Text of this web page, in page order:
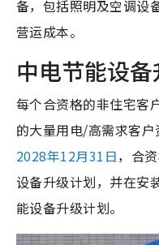
备，包括照明及空调设
营运成本。
中电节能设
每个合资格的非住宅客
的大量用电/高需求客户
2028年12月31日，合
设备升级计划，并在安
能设备升级计划。